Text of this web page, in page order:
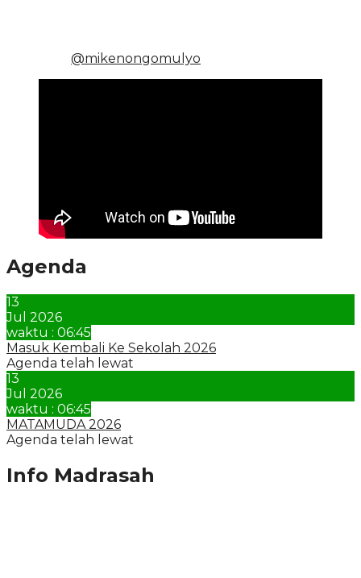
@mikenongomulyo
Agenda
13
Jul 2026
waktu : 06:45
Masuk Kembali Ke Sekolah 2026
Agenda telah lewat
13
Jul 2026
waktu : 06:45
MATAMUDA 2026
Agenda telah lewat
Info Madrasah